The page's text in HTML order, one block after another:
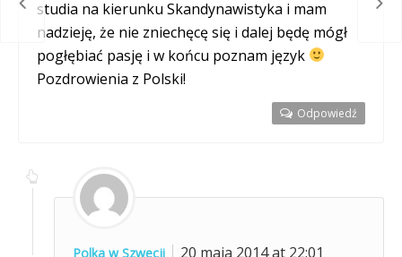
studia na kierunku Skandynawistyka i mam
nadzieję, że nie zniechęcę się i dalej będę mógł
pogłębiać pasję i w końcu poznam język
Pozdrowienia z Polski!
Odpowiedź
Polka w Szwecji
20 maja 2014 at 22:01